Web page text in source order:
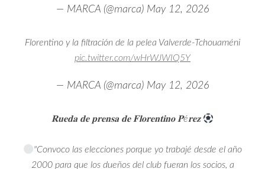
— MARCA (@marca) May 12, 2026
Florentino y la filtración de la pelea Valverde-Tchouaméni
pic.twitter.com/wHrWJWIQ5Y
— MARCA (@marca) May 12, 2026
𝐑𝐮𝐞𝐝𝐚 𝐝𝐞 𝐩𝐫𝐞𝐧𝐬𝐚 𝐝𝐞 𝐅𝐥𝐨𝐫𝐞𝐧𝐭𝐢𝐧𝐨 𝐏é𝐫𝐞𝐳
"Convoco las elecciones porque yo trabajé desde el año
2000 para que los dueños del club fueran los socios, a